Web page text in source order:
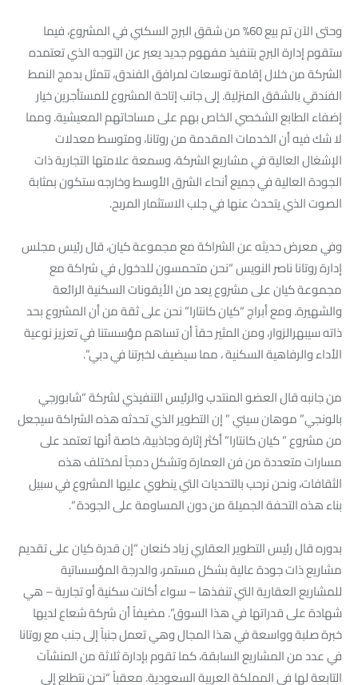
وحتى الآن تم بيع 60% من شقق البرج السكني في المشروع، فيما
ستقوم إدارة البرج بتنفيذ مفهوم جديد يعبر عن التوجه الذي تعتمده
الشركة من خلال إقامة توسعات لمرافق الفندق، تتمثل بدمج النمط
الفندقي بالشقق المنزلية. إلى جانب إتاحة المشروع للمستأجرين خيار
إضفاء الطابع الشخصي الخاص بهم على مساحاتهم المعيشية. ومما
لا شك فيه أن الخدمات المقدمة من روتانا، ومتوسط معدلات
الإشغال العالية في مشاريع الشركة، وسمعة علامتها التجارية ذات
الجودة العالية في جميع أنحاء الشرق الأوسط وخارجه ستكون بمثابة
الصوت الذي يتحدث عنها في جلب الاستثمار المربح.
وفي معرض حديثه عن الشراكة مع مجموعة كيان، قال رئيس مجلس
إدارة روتانا ناصر النويس “نحن متحمسون للدخول في شراكة مع
مجموعة كيان على مشروع يعد من الأيقونات السكنية الرائعة
والشهيرة. ومع أبراج “كيان كانتارا” نحن على ثقة من أن المشروع بحد
ذاته سيبهرالزوار، ومن المثير حقاً أن تساهم مؤسستنا في تعزيز نوعية
الأداء والرفاهية السكنية ، مما سيضيف لخبرتنا في دبي”.
من جانبه قال العضو المنتدب والرئيس التنفيذي لشركة “شابورجي
بالونجي” موهان سيني ” إن التطوير الذي تحدثه هذه الشراكة سيجعل
من مشروع ” كيان كانتارا” أكثر إثارة وجاذبية، خاصة أنها تعتمد على
مسارات متعددة من فن العمارة وتشكل دمجاً لمختلف هذه
الثقافات، ونحن نرحب بالتحديات التي ينطوي عليها المشروع في سبيل
بناء هذه التحفة الجميلة من دون المساومة على الجودة “.
بدوره قال رئيس التطوير العقاري زياد كنعان “إن قدرة كيان على تقديم
مشاريع ذات جودة عالية بشكل مستمر، والدرجة المؤسساتية
للمشاريع العقارية التي تنفذها – سواء أكانت سكنية أو تجارية – هي
شهادة على قدراتها في هذا السوق”. مضيفاً أن شركة شعاع لديها
خبرة صلبة وواسعة في هذا المجال وهي تعمل جنباً إلى جنب مع روتانا
في عدد من المشاريع السابقة، كما تقوم بإدارة ثلاثة من المنشآت
التابعة لها في المملكة العربية السعودية. معقباً “نحن نتطلع إلى